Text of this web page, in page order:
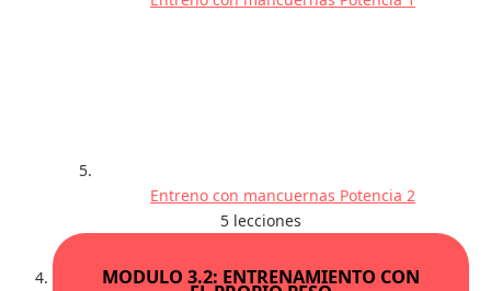
Entreno con mancuernas Potencia 2
5 lecciones
MODULO 3.2: ENTRENAMIENTO CON